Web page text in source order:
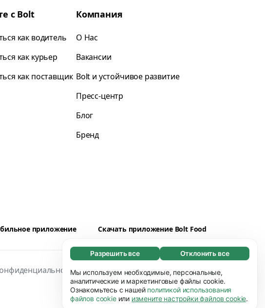
Обязательные (65)
Эти файлы необходимы для того, чтобы вы
могли перемещаться по сайту и
использовать его основные функции,
например, переход между страницами.
Узнать больше
Предпочтения (17)
Разрешить все Отклонить все
Мы используем необходимые, персональные,
аналитические и маркетинговые файлы cookie.
Ознакомьтесь с нашей политикой использования
файлов cookieили измените настройки файлов cookie.
с Bolt
как водитель
как курьер
как поставщик
Компания
О Нас
Вакансии
Bolt и устойчивое развитие
Пресс-центр
Блог
Бренд
приложение Скачать приложение Bolt Food
Файлы cookies Безопасность